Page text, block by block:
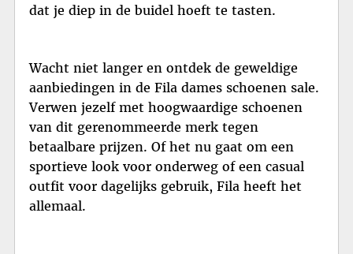
dat je diep in de buidel hoeft te tasten.
Wacht niet langer en ontdek de geweldige
aanbiedingen in de Fila dames schoenen sale.
Verwen jezelf met hoogwaardige schoenen
van dit gerenommeerde merk tegen
betaalbare prijzen. Of het nu gaat om een
sportieve look voor onderweg of een casual
outfit voor dagelijks gebruik, Fila heeft het
allemaal.